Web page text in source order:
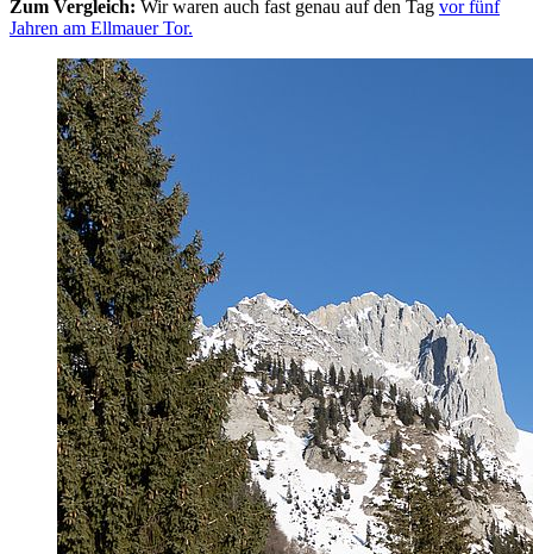
Zum Vergleich: Wir waren auch fast genau auf den Tag vor fünf
Jahren am Ellmauer Tor.